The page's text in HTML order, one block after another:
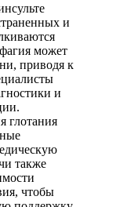
и
может
приводя к
и
глотания
также
чтобы